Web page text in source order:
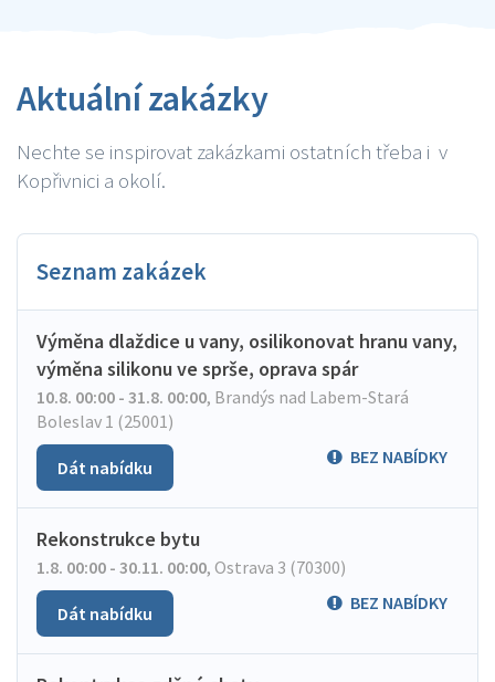
Aktuální zakázky
Nechte se inspirovat zakázkami ostatních třeba i v
Kopřivnici a okolí.
Seznam zakázek
Výměna dlaždice u vany, osilikonovat hranu vany,
výměna silikonu ve sprše, oprava spár
10.8. 00:00 - 31.8. 00:00, Brandýs nad Labem-Stará
Boleslav 1 (25001)
BEZ NABÍDKY
Dát nabídku
Rekonstrukce bytu
1.8. 00:00 - 30.11. 00:00, Ostrava 3 (70300)
BEZ NABÍDKY
Dát nabídku